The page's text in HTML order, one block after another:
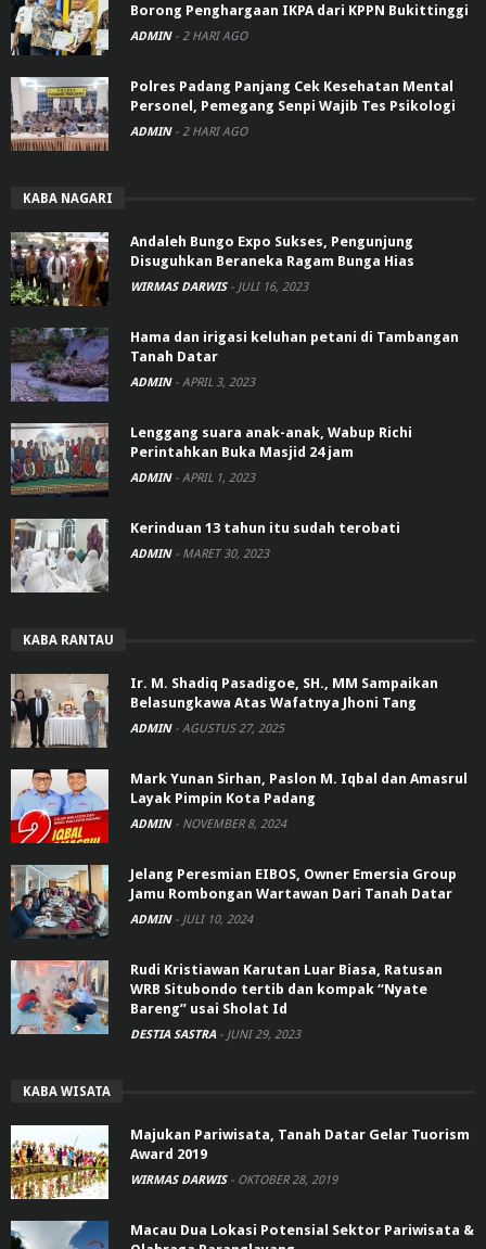
Borong Penghargaan IKPA dari KPPN Bukittinggi
ADMIN - 2 HARI AGO
Polres Padang Panjang Cek Kesehatan Mental
Personel, Pemegang Senpi Wajib Tes Psikologi
ADMIN - 2 HARI AGO
KABA NAGARI
Andaleh Bungo Expo Sukses, Pengunjung
Disuguhkan Beraneka Ragam Bunga Hias
WIRMAS DARWIS - JULI 16, 2023
Hama dan irigasi keluhan petani di Tambangan
Tanah Datar
ADMIN - APRIL 3, 2023
Lenggang suara anak-anak, Wabup Richi
Perintahkan Buka Masjid 24 jam
ADMIN - APRIL 1, 2023
Kerinduan 13 tahun itu sudah terobati
ADMIN - MARET 30, 2023
KABA RANTAU
Ir. M. Shadiq Pasadigoe, SH., MM Sampaikan
Belasungkawa Atas Wafatnya Jhoni Tang
ADMIN - AGUSTUS 27, 2025
Mark Yunan Sirhan, Paslon M. Iqbal dan Amasrul
Layak Pimpin Kota Padang
ADMIN - NOVEMBER 8, 2024
Jelang Peresmian EIBOS, Owner Emersia Group
Jamu Rombongan Wartawan Dari Tanah Datar
ADMIN - JULI 10, 2024
Rudi Kristiawan Karutan Luar Biasa, Ratusan
WRB Situbondo tertib dan kompak “Nyate
Bareng” usai Sholat Id
DESTIA SASTRA - JUNI 29, 2023
KABA WISATA
Majukan Pariwisata, Tanah Datar Gelar Tuorism
Award 2019
WIRMAS DARWIS - OKTOBER 28, 2019
Macau Dua Lokasi Potensial Sektor Pariwisata &